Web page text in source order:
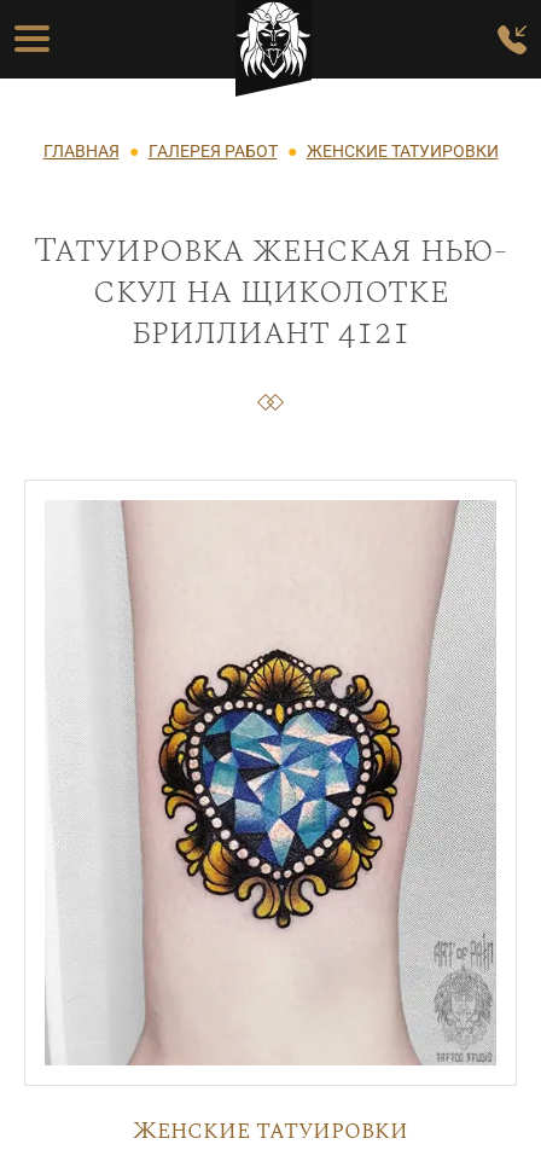
Перейти к основному содержанию
Основная навигация
Строка навигации
ГЛАВНАЯ ГАЛЕРЕЯ РАБОТ ЖЕНСКИЕ ТАТУИРОВКИ
Татуировка женская нью-
скул на щиколотке
бриллиант 4121
Женские татуировки